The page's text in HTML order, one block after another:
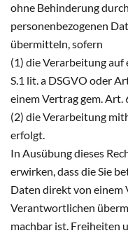
ohne Behinderung
personenbezogenen
übermitteln, sofern
(1) die Verarbeitung auf
S.1 lit. a DSGVO oder
einem Vertrag gem. Art.
(2) die Verarbeitung
erfolgt.
In Ausübung dieses
erwirken, dass die Sie
Daten direkt von einem
Verantwortlichen
machbar ist. Freiheiten